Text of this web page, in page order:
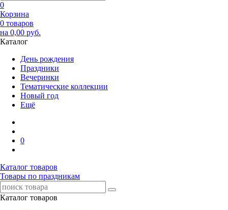
0
Корзина
0 товаров
на 0,00 руб.
Каталог
День рождения
Праздники
Вечеринки
Тематические коллекции
Новый год
Ещё
0
Каталог товаров
Товары по праздникам
Каталог товаров